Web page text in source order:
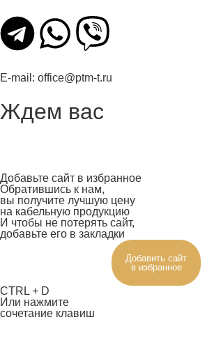
E-mail: office@ptm-t.ru
Ждем вас
Добавьте сайт в избранное
Обратившись к нам,
вы получите лучшую цену
на кабельную продукцию
И чтобы не потерять сайт,
добавьте его в закладки
Добавить сайт
в избранное
CTRL + D
Или нажмите
сочетание клавиш